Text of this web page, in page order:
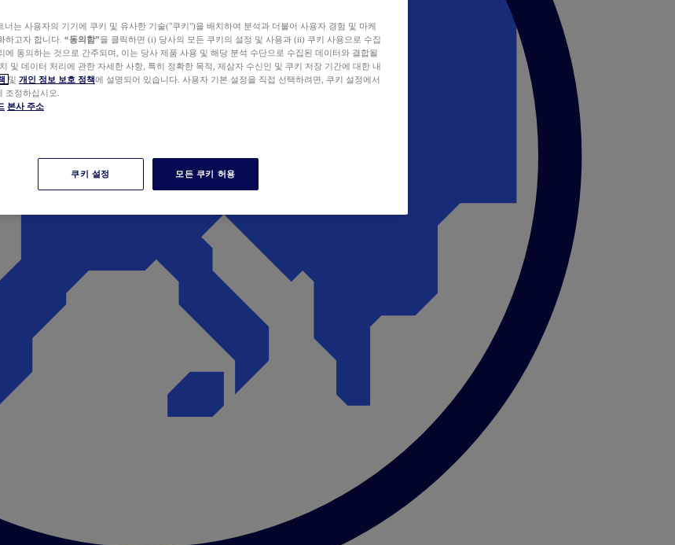
너는 사용자의 기기에 쿠키 및 유사한 기술("쿠키")을 배치하여 분석과 더불어 사용자 경험 및 마케
하고자 합니다. “동의함”을 클릭하면 (i) 당사의 모든 쿠키의 설정 및 사용과 (ii) 쿠키 사용으로 수집
에 동의하는 것으로 간주되며, 이는 당사 제품 사용 및 해당 분석 수단으로 수집된 데이터와 결합될
및 데이터 처리에 관한 자세한 사항, 특히 정확한 목적, 제삼자 수신인 및 쿠키 저장 기간에 대한 내
및 개인 정보 보호 정책에 설명되어 있습니다. 사용자 기본 설정을 직접 선택하려면, 쿠키 설정에서
조정하십시오.
본사 주소
쿠키 설정 모든 쿠키 허용